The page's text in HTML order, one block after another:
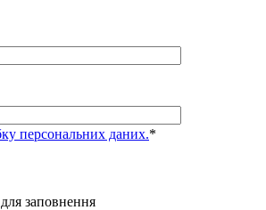
персональних даних.*
заповнення